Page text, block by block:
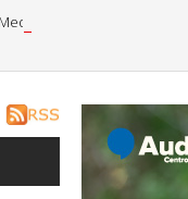
Preventiva»